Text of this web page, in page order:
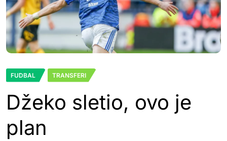
FUDBAL TRANSFERI
Džeko sletio, ovo je
plan